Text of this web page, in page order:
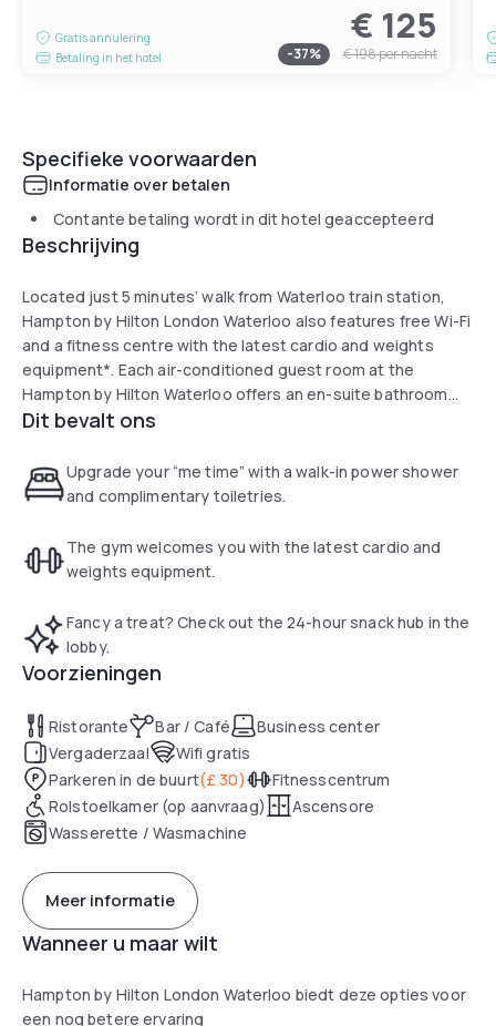
Gratis annulering
Betaling in het hotel
€ 125
-37% € 198per nacht
Specifieke voorwaarden
Informatie over betalen
Contante betaling wordt in dit hotel geaccepteerd
Beschrijving
Located just 5 minutes’ walk from Waterloo train station,
Hampton by Hilton London Waterloo also features free Wi-Fi
and a fitness centre with the latest cardio and weights
equipment*. Each air-conditioned guest room at the
Hampton by Hilton Waterloo offers an en-suite bathroom
with walk-in power shower, an LCD TV and tea/coffee
breakfast, as well as free tea and coffee. A 24-hour snack
hub is situated in the hotel lobby,where guests can grab hot
Dit bevalt ons
Upgrade your “me time” with a walk-in power shower
and complimentary toiletries.
The gym welcomes you with the latest cardio and
weights equipment.
Fancy a treat? Check out the 24-hour snack hub in the
lobby.
Voorzieningen
Ristorante Bar / Café
Business center
Vergaderzaal
Wifi gratis
Parkeren in de buurt(£ 30)
Fitnesscentrum
Rolstoelkamer (op aanvraag)
Ascensore
Wasserette / Wasmachine
Meer informatie
Wanneer u maar wilt
Hampton by Hilton London Waterloo biedt deze opties voor
een nog betere ervaring